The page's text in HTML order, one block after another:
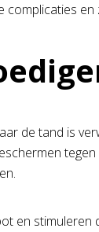
de tand is
en